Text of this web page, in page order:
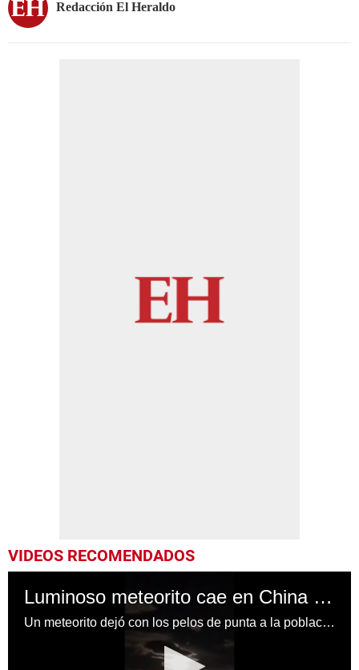
Redacción El Heraldo
VIDEOS RECOMENDADOS
Luminoso meteorito cae en China y provoca movimiento telúrico
Un meteorito dejó con los pelos de punta a la población de Yunnan en China luego de pasar por el cielo y provocar un sismo de 2,1 grados.